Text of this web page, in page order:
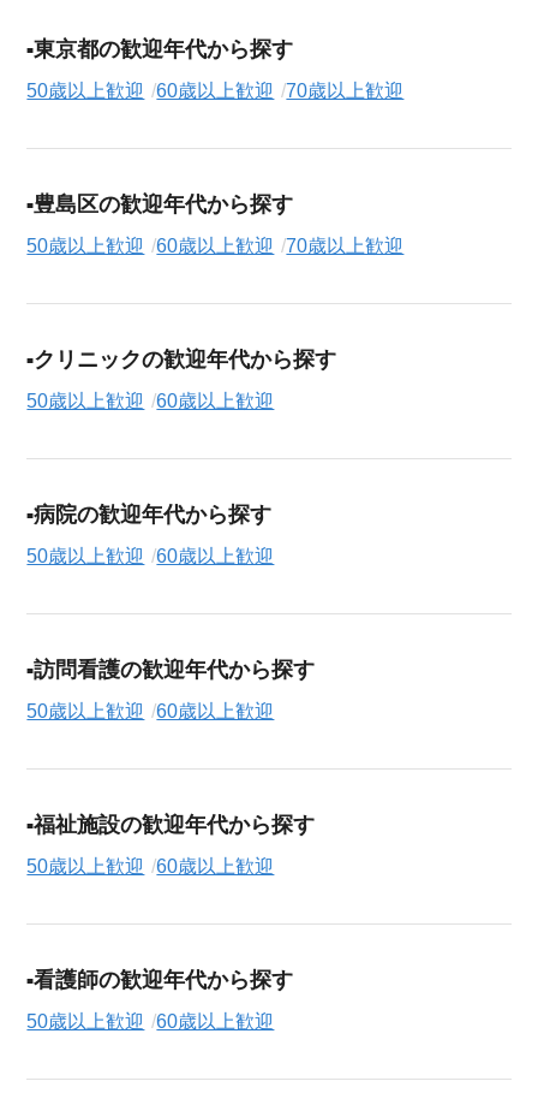
東京都の歓迎年代から探す
50歳以上歓迎 60歳以上歓迎 70歳以上歓迎
豊島区の歓迎年代から探す
50歳以上歓迎 60歳以上歓迎 70歳以上歓迎
クリニックの歓迎年代から探す
50歳以上歓迎 60歳以上歓迎
病院の歓迎年代から探す
50歳以上歓迎 60歳以上歓迎
訪問看護の歓迎年代から探す
50歳以上歓迎 60歳以上歓迎
福祉施設の歓迎年代から探す
50歳以上歓迎 60歳以上歓迎
看護師の歓迎年代から探す
50歳以上歓迎 60歳以上歓迎